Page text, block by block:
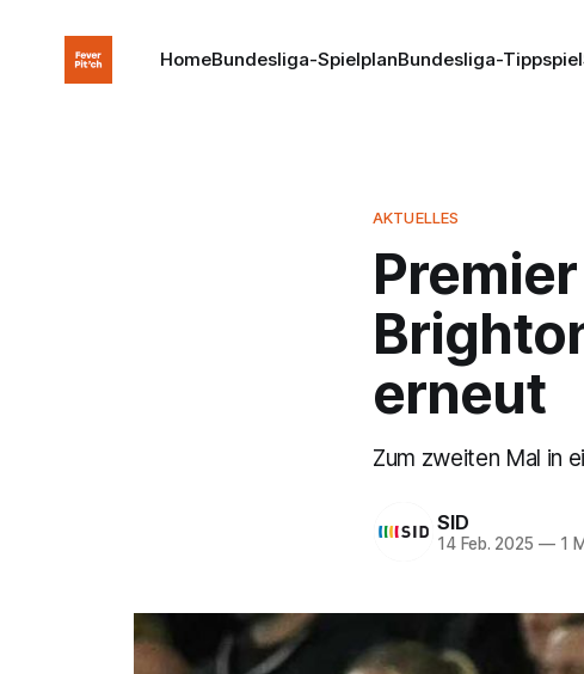
HomeBundesliga-SpielplanBundesliga-Tippspiel
AKTUELLES
erneut
Zum zweiten Mal in
SID
14 Feb. 2025 —1